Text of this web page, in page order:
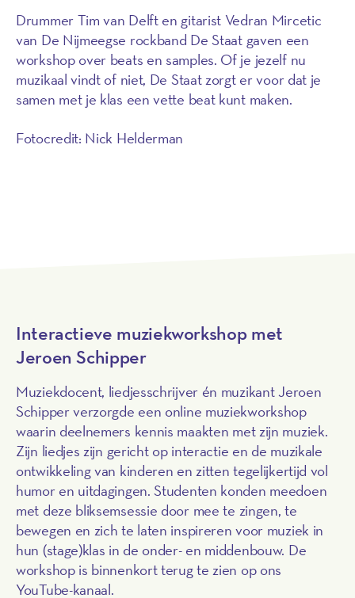
Drummer Tim van Delft en gitarist Vedran Mircetic
van De Nijmeegse rockband De Staat gaven een
workshop over beats en samples. Of je jezelf nu
muzikaal vindt of niet, De Staat zorgt er voor dat je
samen met je klas een vette beat kunt maken.
Fotocredit: Nick Helderman
Interactieve muziekworkshop met
Jeroen Schipper
Muziekdocent, liedjesschrijver én muzikant Jeroen
Schipper verzorgde een online muziekworkshop
waarin deelnemers kennis maakten met zijn muziek.
Zijn liedjes zijn gericht op interactie en de muzikale
ontwikkeling van kinderen en zitten tegelijkertijd vol
humor en uitdagingen. Studenten konden meedoen
met deze bliksemsessie door mee te zingen, te
bewegen en zich te laten inspireren voor muziek in
hun (stage)klas in de onder- en middenbouw. De
workshop is binnenkort terug te zien op ons
YouTube-kanaal.